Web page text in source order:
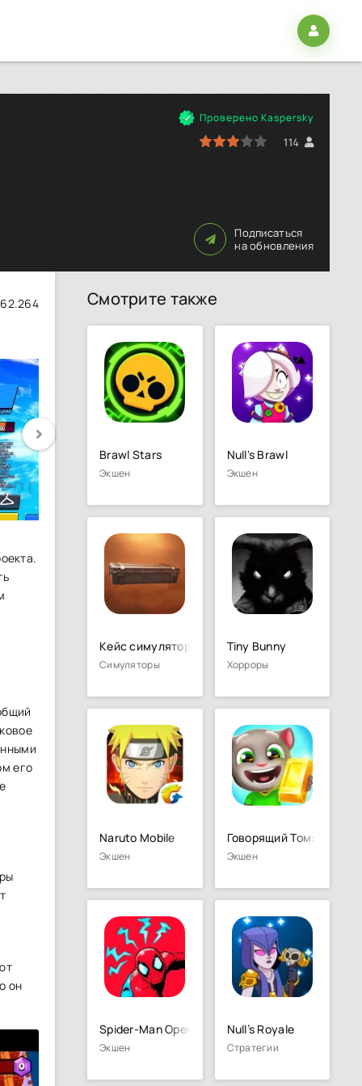
Проверено Kaspersky
114
Подписаться
на обновления
62.264
его
он
Смотрите также
Brawl Stars
Экшен
Null's Brawl
Экшен
Кейс симулятор для Стандофф 2
Симуляторы
Tiny Bunny
Хорроры
Naruto Mobile
Экшен
Говорящий Том: бег за
Экшен
Spider-Man Open World
Экшен
Null’s Royale
Стратегии